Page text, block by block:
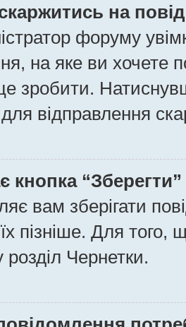
на
форуму
на яке ви хочете
зробити.
відправлення
кнопка
вам зберігати
пізніше. Для
розділ Чернетки.